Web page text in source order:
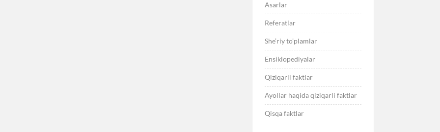
Asarlar
Referatlar
She’riy to’plamlar
Ensiklopediyalar
Qiziqarli faktlar
Ayollar haqida qiziqarli faktlar
Qisqa faktlar